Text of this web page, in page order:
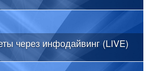
через инфодайвинг (LIVE)